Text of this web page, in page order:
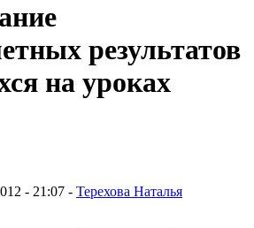
результатов
на уроках
- 21:07 - Терехова Наталья